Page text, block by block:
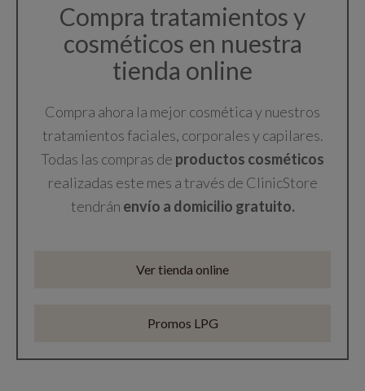
Compra tratamientos y
cosméticos en nuestra
tienda online
Compra ahora la mejor cosmética y nuestros
tratamientos faciales, corporales y capilares.
Todas las compras de productos cosméticos
realizadas este mes a través de ClinicStore
tendrán envío a domicilio gratuito.
Ver tienda online
Promos LPG